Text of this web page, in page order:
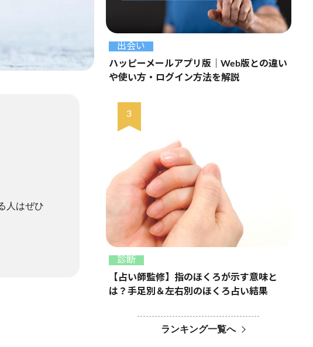
人はぜひ
出会い
ハッピーメールアプリ版｜Web版との違い
や使い方・ログイン方法を解説
診断
【占い師監修】指のほくろが示す意味と
は？手足別＆左右別のほくろ占い結果
ランキング一覧へ